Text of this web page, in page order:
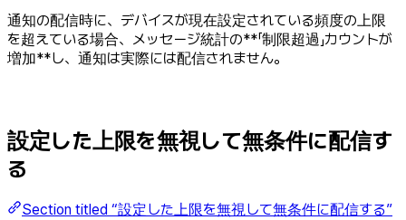
通知の配信時に、デバイスが現在設定されている頻度の上限
を超えている場合、メッセージ統計の**「制限超過」カウントが
増加**し、通知は実際には配信されません。
設定した上限を無視して無条件に配信す
る
Section titled “設定した上限を無視して無条件に配信する”